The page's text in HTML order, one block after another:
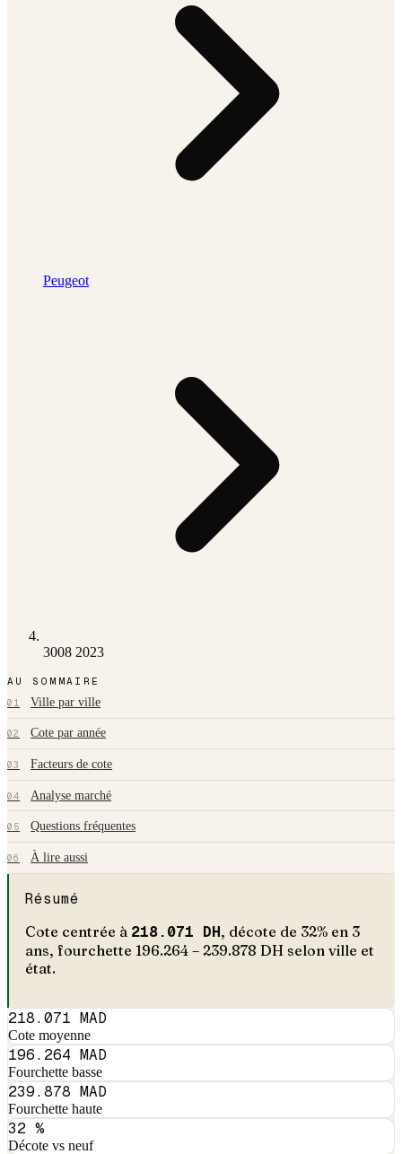
Peugeot
3008 2023
AU SOMMAIRE
01 Ville par ville
02 Cote par année
03 Facteurs de cote
04 Analyse marché
05 Questions fréquentes
06 À lire aussi
Résumé
Cote centrée à 218.071 DH, décote de 32% en 3
ans, fourchette 196.264– 239.878 DH selon ville et
état.
218.071 MAD
Cote moyenne
196.264 MAD
Fourchette basse
239.878 MAD
Fourchette haute
32 %
Décote vs neuf